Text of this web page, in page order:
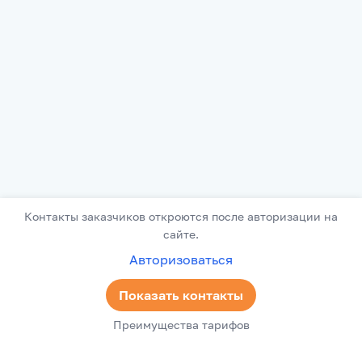
Контакты заказчиков откроются после авторизации на
сайте.
Авторизоваться
Показать контакты
Преимущества тарифов